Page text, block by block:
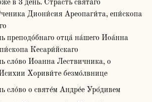
в 3 день. Страсть свята́го
Диони́сия Ареопаги́та, епи́скопа
преподо́бнаго отца́ на́шего Иоа́нна
Кесари́йскаго
сло́во Иоанна Лествичника, о
Хориви́те безмо́лвнице
сло́во о святе́м Андре́е Уро́дивем